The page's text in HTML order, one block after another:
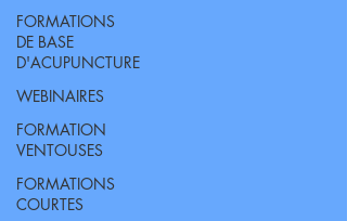
FORMATIONS
DE BASE
D'ACUPUNCTURE
WEBINAIRES
FORMATION
VENTOUSES
FORMATIONS
COURTES